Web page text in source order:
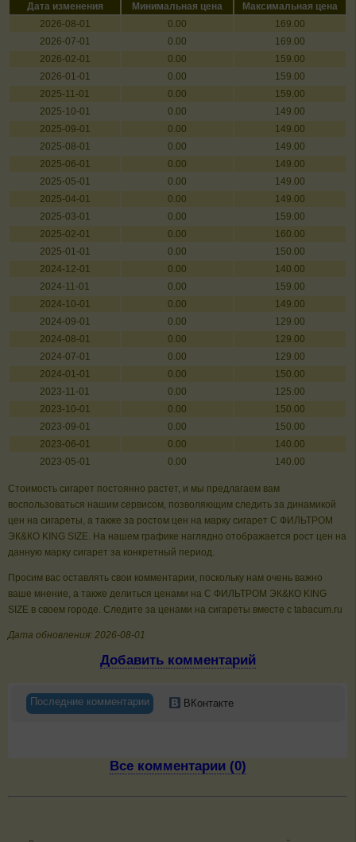
Дата изменения Минимальная цена
Максимальная цена
2026-08-01
0.00
169.00
2026-07-01
0.00
169.00
2026-02-01
0.00
159.00
2026-01-01
0.00
159.00
2025-11-01
0.00
159.00
2025-10-01
0.00
149.00
2025-09-01
0.00
149.00
2025-08-01
0.00
149.00
2025-06-01
0.00
149.00
2025-05-01
0.00
149.00
2025-04-01
0.00
149.00
2025-03-01
0.00
159.00
2025-02-01
0.00
160.00
2025-01-01
0.00
150.00
2024-12-01
0.00
140.00
2024-11-01
0.00
159.00
2024-10-01
0.00
149.00
2024-09-01
0.00
129.00
2024-08-01
0.00
129.00
2024-07-01
0.00
129.00
2024-01-01
0.00
150.00
2023-11-01
0.00
125.00
2023-10-01
0.00
150.00
2023-09-01
0.00
150.00
2023-06-01
0.00
140.00
2023-05-01
0.00 140.00
Стоимость сигарет постоянно растет, и мы предлагаем вам
воспользоваться нашим сервисом, позволяющим следить за динамикой
цен на сигареты, а также за ростом цен на марку сигарет C ФИЛЬТРОМ
ЭК&КО KING SIZE. На нашем графике наглядно отображается рост цен на
данную марку сигарет за конкретный период.
Просим вас оставлять свои комментарии, поскольку нам очень важно
ваше мнение, а также делиться ценами на C ФИЛЬТРОМ ЭК&КО KING
SIZE в своем городе. Следите за ценами на сигареты вместе с tabacum.ru
Дата обновления: 2026-08-01
Добавить комментарий
Последние комментарии ВКонтакте
Все комментарии (0)